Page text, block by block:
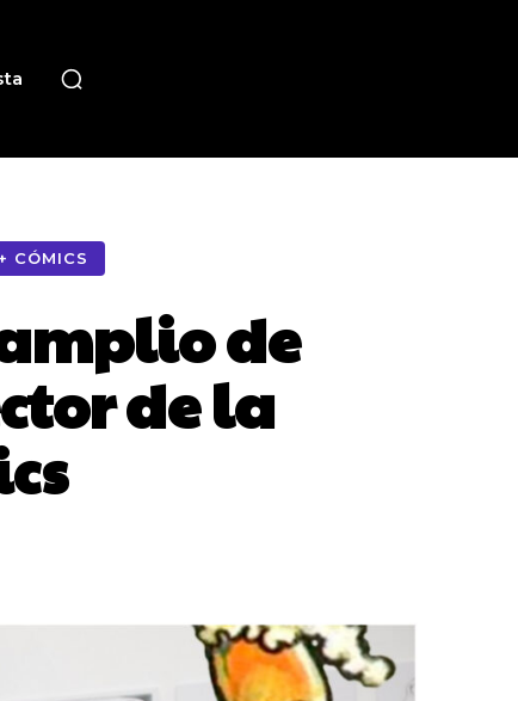
CÓMICS
de
de la